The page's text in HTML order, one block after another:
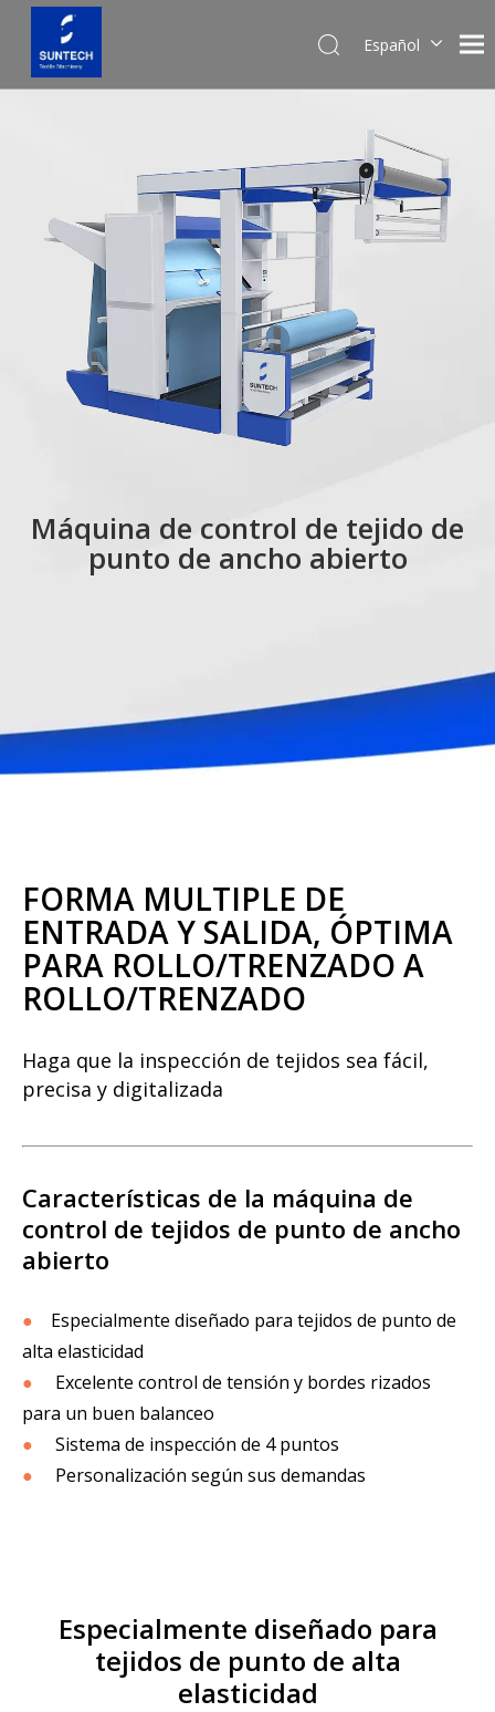
Español
Máquina de control de tejido de
punto de ancho abierto
FORMA MÚLTIPLE DE
ENTRADA Y SALIDA, ÓPTIMA
PARA ROLLO/TRENZADO A
ROLLO/TRENZADO
Haga que la inspección de tejidos sea fácil,
precisa y digitalizada
Características de la máquina de
control de tejidos de punto de ancho
abierto
●
Especialmente diseñado para tejidos de punto de
alta elasticidad
● Excelente control de tensión y bordes rizados
para un buen balanceo
● Sistema de inspección de 4 puntos
● Personalización según sus demandas
Especialmente diseñado para
tejidos de punto de alta
elasticidad